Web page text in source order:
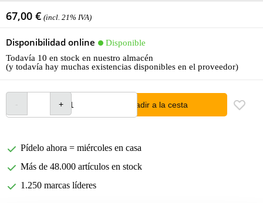
67,00 € (incl. 21% IVA)
Disponibilidad online
Disponible
Todavía 10 en stock en nuestro almacén
(y todavía hay muchas existencias disponibles en el proveedor)
añadir a la cesta
Pídelo ahora = miércoles en casa
Más de 48.000 artículos en stock
1.250 marcas líderes